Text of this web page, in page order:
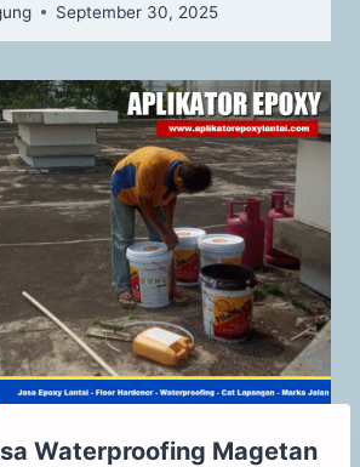
September 30, 2025
Waterproofing Magetan